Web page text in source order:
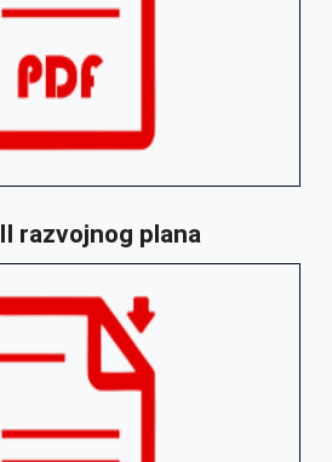
razvojnog plana